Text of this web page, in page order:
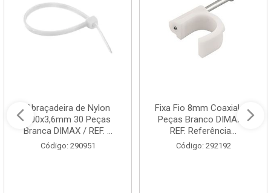
Abraçadeira de Nylon
200x3,6mm 30 Peças
Branca DIMAX / REF. ...
Código: 290951
Fixa Fio 8mm Coaxial 20
Peças Branco DIMAX /
REF. Referência...
Código: 292192